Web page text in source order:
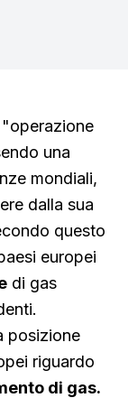
una
mondiali,
dalla sua
questo
europei
di gas
posizione
riguardo
di gas.